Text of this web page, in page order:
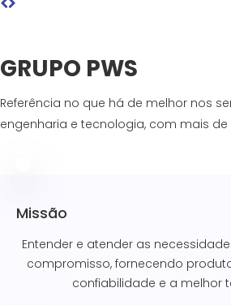
GRUPO PWS
Referência no que há de melhor nos
engenharia e tecnologia, com mais
Missão
Entender e atender as
compromisso, fornecendo
confiabilidade e a melhor